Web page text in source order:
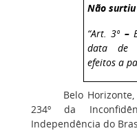
Não
“Art. 3º –
data de
efeitos a
Belo
234º da
Independência do